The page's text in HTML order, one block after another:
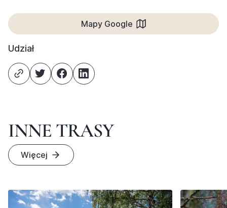
Mapy Google
Udział
INNE TRASY
Więcej